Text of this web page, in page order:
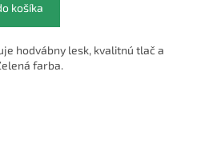
košíka
hodvábny lesk, kvalitnú tlač a
farba.